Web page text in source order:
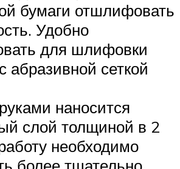
бумаги отшлифовать
Удобно
для шлифовки
абразивной сеткой
наносится
слой толщиной в 2
необходимо